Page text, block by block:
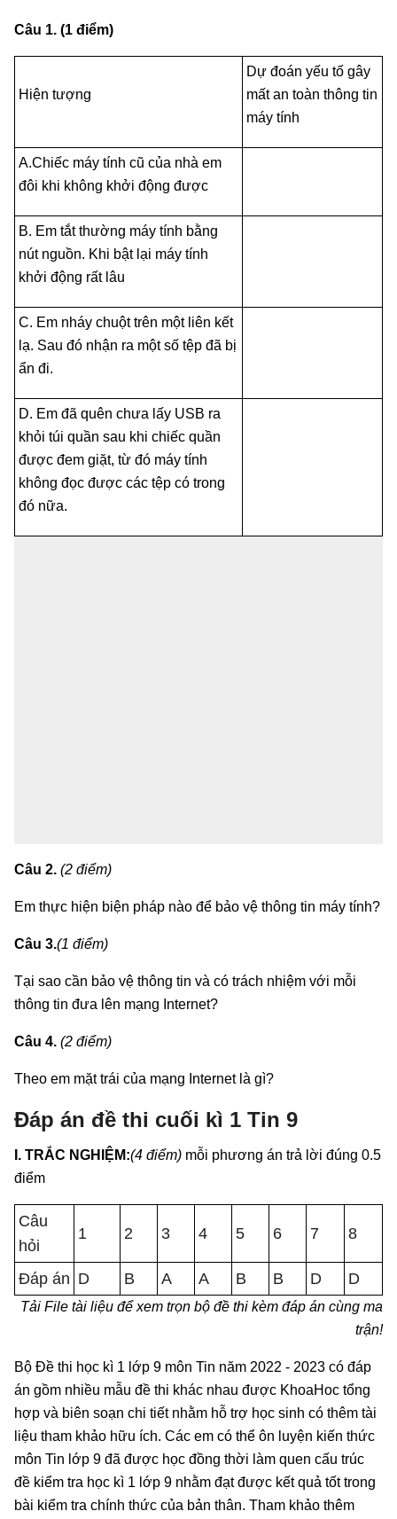
Câu 1. (1 điểm)
Hiện tượng
Dự đoán yếu tố gây
mất an toàn thông tin
máy tính
A.Chiếc máy tính cũ của nhà em
đôi khi không khởi động được
B. Em tắt thường máy tính bằng
nút nguồn. Khi bật lại máy tính
khởi động rất lâu
C. Em nháy chuột trên một liên kết
lạ. Sau đó nhận ra một số tệp đã bị
ẩn đi.
D. Em đã quên chưa lấy USB ra
khỏi túi quần sau khi chiếc quần
được đem giặt, từ đó máy tính
không đọc được các tệp có trong
đó nữa.
Câu 2. (2 điểm)
Em thực hiện biện pháp nào để bảo vệ thông tin máy tính?
Câu 3.(1 điểm)
Tại sao cần bảo vệ thông tin và có trách nhiệm với mỗi
thông tin đưa lên mạng Internet?
Câu 4. (2 điểm)
Theo em mặt trái của mạng Internet là gì?
Đáp án đề thi cuối kì 1 Tin 9
I. TRẮC NGHIỆM:(4 điểm) mỗi phương án trả lời đúng 0.5
điểm
Câu
hỏi
1 2 3 4 5 6 7 8
Đáp án D B A A B B D D
Tải File tài liệu để xem trọn bộ đề thi kèm đáp án cùng ma
trận!
Bộ Đề thi học kì 1 lớp 9 môn Tin năm 2022 - 2023 có đáp
án gồm nhiều mẫu đề thi khác nhau được KhoaHoc tổng
hợp và biên soạn chi tiết nhằm hỗ trợ học sinh có thêm tài
liệu tham khảo hữu ích. Các em có thể ôn luyện kiến thức
môn Tin lớp 9 đã được học đồng thời làm quen cấu trúc
đề kiểm tra học kì 1 lớp 9 nhằm đạt được kết quả tốt trong
bài kiểm tra chính thức của bản thân. Tham khảo thêm